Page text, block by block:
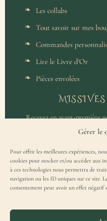
Gérer le
Pour offrir les meilleures expériences,
cookies pour stocker et/ou accéder aux
à ces technologies nous permettra de
navigation ou les ID uniques sur ce site.
consentement peut avoir un effet négatif
Les collabs
Tout savoir sur mes
Commandes
Lire le Livre d'Or
Pièces envolées
Recevez en avant-première
et un accès
J'accepte de recevoir la